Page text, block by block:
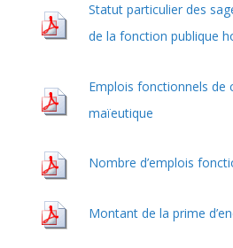
Statut particulier des
de la fonction publique
Emplois fonctionnels de
maïeutique
Nombre d’emplois
Montant de la prime